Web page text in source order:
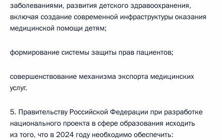
заболеваниями, развития детского здравоохранения,
включая создание современной инфраструктуры оказания
медицинской помощи детям;
формирование системы защиты прав пациентов;
совершенствование механизма экспорта медицинских
услуг.
5. Правительству Российской Федерации при разработке
национального проекта в сфере образования исходить
из того, что в 2024 году необходимо обеспечить: